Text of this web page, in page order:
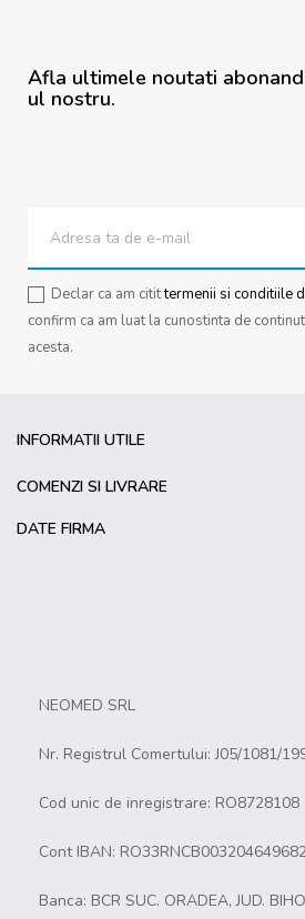
Afla ultimele noutati
ul nostru.
Declar ca am citittermenii si conditiile
confirm ca am luat la cunostinta de
acesta.
INFORMATII UTILE
COMENZI SI LIVRARE
DATE FIRMA
NEOMED SRL
Nr. Registrul Comertului: J05/1081/
Cod unic de inregistrare: RO8728108
Cont IBAN:
Banca: BCR SUC. ORADEA, JUD.